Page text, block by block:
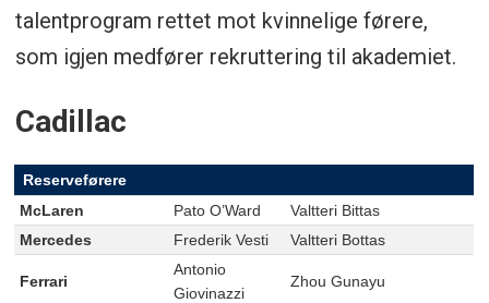
talentprogram rettet mot kvinnelige førere,
som igjen medfører rekruttering til akademiet.
Cadillac
Reserveførere
McLaren
Pato O’Ward
Valtteri Bittas
Mercedes
Frederik Vesti Valtteri Bottas
Ferrari
Antonio
Giovinazzi
Zhou Gunayu